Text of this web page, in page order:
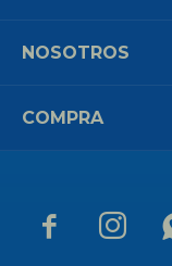
 
NOSOTROS
COMPRA